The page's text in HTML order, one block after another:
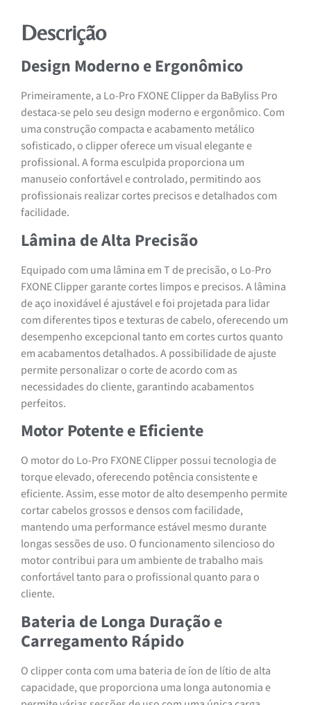
Descrição
Design Moderno e Ergonômico
Primeiramente, a Lo-Pro FXONE Clipper da BaByliss Pro
destaca-se pelo seu design moderno e ergonômico. Com
uma construção compacta e acabamento metálico
sofisticado, o clipper oferece um visual elegante e
profissional. A forma esculpida proporciona um
manuseio confortável e controlado, permitindo aos
profissionais realizar cortes precisos e detalhados com
facilidade.
Lâmina de Alta Precisão
Equipado com uma lâmina em T de precisão, o Lo-Pro
FXONE Clipper garante cortes limpos e precisos. A lâmina
de aço inoxidável é ajustável e foi projetada para lidar
com diferentes tipos e texturas de cabelo, oferecendo um
desempenho excepcional tanto em cortes curtos quanto
em acabamentos detalhados. A possibilidade de ajuste
permite personalizar o corte de acordo com as
necessidades do cliente, garantindo acabamentos
perfeitos.
Motor Potente e Eficiente
O motor do Lo-Pro FXONE Clipper possui tecnologia de
torque elevado, oferecendo potência consistente e
eficiente. Assim, esse motor de alto desempenho permite
cortar cabelos grossos e densos com facilidade,
mantendo uma performance estável mesmo durante
longas sessões de uso. O funcionamento silencioso do
motor contribui para um ambiente de trabalho mais
confortável tanto para o profissional quanto para o
cliente.
Bateria de Longa Duração e
Carregamento Rápido
O clipper conta com uma bateria de íon de lítio de alta
capacidade, que proporciona uma longa autonomia e